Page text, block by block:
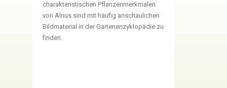
charakteristischen Pflanzenmerkmalen
von Alnus sind mit häufig anschaulichen
Bildmaterial in der Gartenenzyklopädie zu
finden.